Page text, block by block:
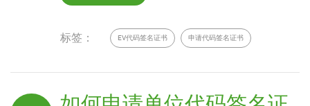
标签： EV代码签名证书 申请代码签名证书